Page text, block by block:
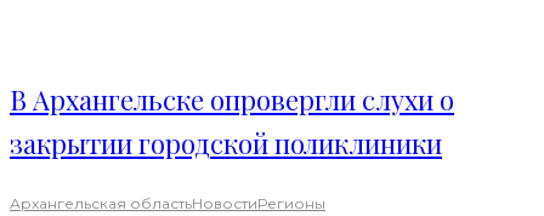
В Архангельске опровергли слухи о
закрытии городской поликлиники
Архангельская областьНовостиРегионы